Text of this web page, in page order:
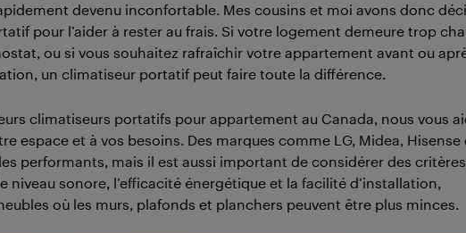
devenu inconfortable. Mes cousins et moi avons donc
pour l’aider à rester au frais. Si votre logement demeure trop
ou si vous souhaitez rafraîchir votre appartement avant ou
un climatiseur portatif peut faire toute la différence.
climatiseurs portatifs pour appartement au Canada, nous vous
espace et à vos besoins. Des marques comme LG, Midea, Hisense
performants, mais il est aussi important de considérer des critères
niveau sonore, l’efficacité énergétique et la facilité d’installation,
où les murs, plafonds et planchers peuvent être plus minces.